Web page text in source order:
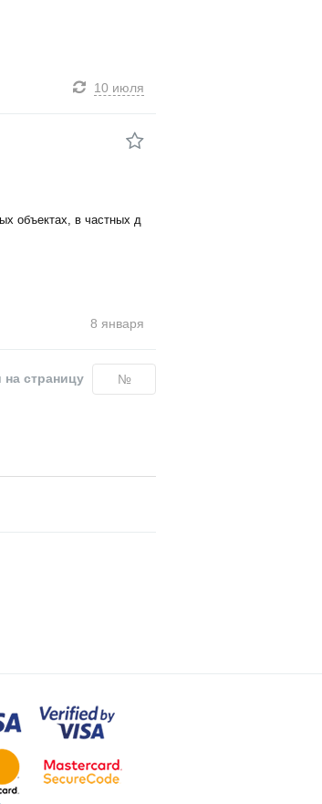
10 июля
объектах, в частных д
8 января
на страницу